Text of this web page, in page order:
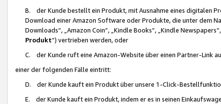
B. der Kunde bestellt ein Produkt, mit Ausnahme eines digitalen
Download einer Amazon Software oder Produkte, die unter dem
Downloads“, „Amazon Coin“, „Kindle Books“, „Kindle
Produkt“) vertrieben werden, oder
C. der Kunde ruft eine Amazon-Website über einen Partner-Link
einer der folgenden Fälle eintritt:
D. der Kunde kauft ein Produkt über unsere 1-Click-
E. der Kunde kauft ein Produkt, indem er es in seinen